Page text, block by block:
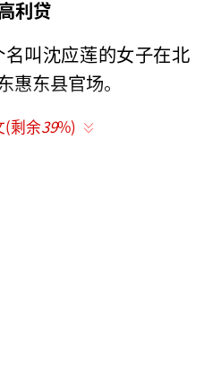
利贷
叫沈应莲的女子在北
惠东县官场。
(剩余39%)